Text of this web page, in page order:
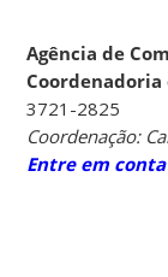
Agência de
Coordenadoria
3721-2825
Coordenação:
Entre em